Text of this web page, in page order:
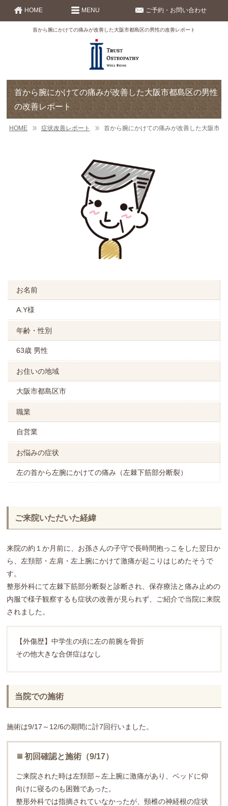
首から腕にかけての痛みが改善した大阪市都島区の男性の改善レポート
HOME ご予約・お問い合わせ
MENU
首から腕にかけての痛みが改善した大阪市都島区の男性
の改善レポート
HOME 症状改善レポート 首から腕にかけての痛みが改善した大阪市
お名前
A.Y様
年齢・性別
63歳 男性
お住いの地域
大阪市都島区市
職業
自営業
お悩みの症状
左の首から左腕にかけての痛み（左棘下筋部分断裂）
ご来院いただいた経緯
来院の約１か月前に、お孫さんの子守で長時間抱っこをした翌日か
ら、左頚部・左肩・左上腕にかけて激痛が起こりはじめたそうで
す。
整形外科にて左棘下筋部分断裂と診断され、保存療法と痛み止めの
内服で様子観察するも症状の改善が見られず、ご紹介で当院に来院
されました。
【外傷歴】中学生の頃に左の前腕を骨折
その他大きな合併症はなし
当院での施術
施術は9/17～12/6の期間に計7回行いました。
初回確認と施術（9/17）
ご来院された時は左頚部～左上腕に激痛があり、ベッドに仰
向けに寝るのも困難であった。
整形外科では指摘されていなかったが、頸椎の神経根の症状